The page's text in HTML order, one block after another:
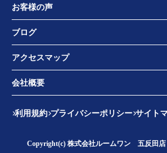
お客様の声
ブログ
アクセスマップ
会社概要
利用規約 プライバシーポリシー サイト
Copyright(c) 株式会社ルームワン 五反田